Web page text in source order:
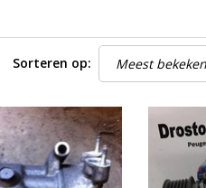
Sorteren op: